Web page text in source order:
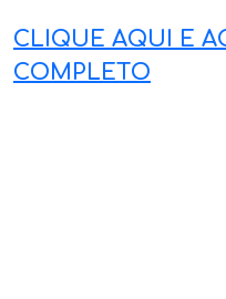
CLIQUE AQUI E
COMPLETO